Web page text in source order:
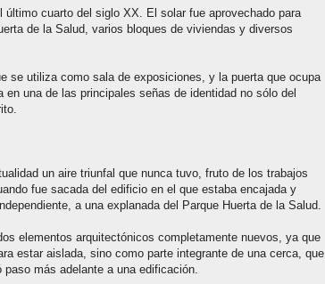
último cuarto del siglo XX. El solar fue aprovechado para
de la Salud, varios bloques de viviendas y diversos
se utiliza como sala de exposiciones, y la puerta que ocupa
en una de las principales señas de identidad no sólo del
un aire triunfal que nunca tuvo, fruto de los trabajos
fue sacada del edificio en el que estaba encajada y
a una explanada del Parque Huerta de la Salud.
elementos arquitectónicos completamente nuevos, ya que
estar aislada, sino como parte integrante de una cerca, que,
más adelante a una edificación.